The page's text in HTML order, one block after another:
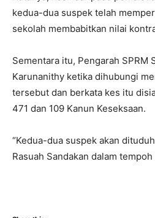
kedua-dua suspek telah
sekolah membabitkan nilai
Sementara itu, Pengarah SPRM
Karunanithy ketika dihubungi
tersebut dan berkata kes itu
471 dan 109 Kanun Keseksaan.
“Kedua-dua suspek akan
Rasuah Sandakan dalam